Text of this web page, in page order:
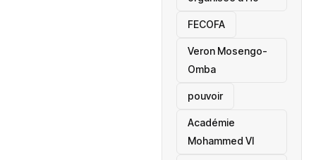
‎FECOFA
Veron Mosengo-
Omba
pouvoir
Académie
Mohammed VI